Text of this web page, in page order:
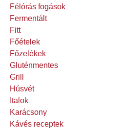
Félórás fogások
Fermentált
Fitt
Főételek
Főzelékek
Gluténmentes
Grill
Húsvét
Italok
Karácsony
Kávés receptek